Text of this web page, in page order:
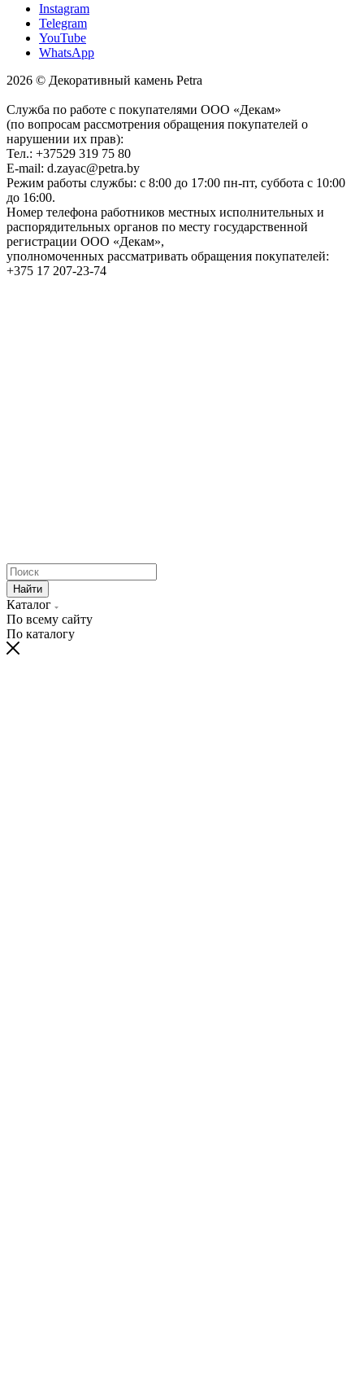
Instagram
Telegram
YouTube
WhatsApp
2026 © Декоративный камень Petra
Служба по работе с покупателями ООО «Декам»
(по вопросам рассмотрения обращения покупателей о
нарушении их прав):
Тел.: +37529 319 75 80
E-mail: d.zayac@petra.by
Режим работы службы: с 8:00 до 17:00 пн-пт, суббота с 10:00
до 16:00.
Номер телефона работников местных исполнительных и
распорядительных органов по месту государственной
регистрации ООО «Декам»,
уполномоченных рассматривать обращения покупателей:
+375 17 207-23-74
Найти
Каталог
По всему сайту
По каталогу